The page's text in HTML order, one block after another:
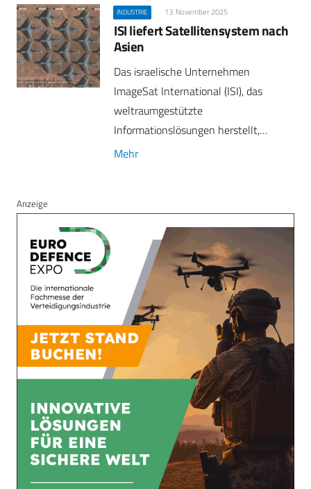
INDUSTRIE 13. November 2025
ISI liefert Satellitensystem nach
Asien
Das israelische Unternehmen
ImageSat International (ISI), das
weltraumgestützte
Informationslösungen herstellt,…
Mehr
Anzeige